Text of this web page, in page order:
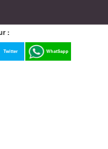
:
Twitter WhatSapp